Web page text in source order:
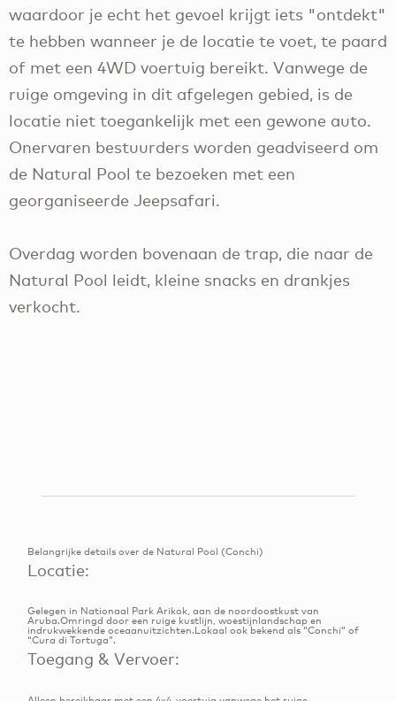
waardoor je echt het gevoel krijgt iets "ontdekt"
te hebben wanneer je de locatie te voet, te paard
of met een 4WD voertuig bereikt. Vanwege de
ruige omgeving in dit afgelegen gebied, is de
locatie niet toegankelijk met een gewone auto.
Onervaren bestuurders worden geadviseerd om
de Natural Pool te bezoeken met een
georganiseerde Jeepsafari.
Overdag worden bovenaan de trap, die naar de
Natural Pool leidt, kleine snacks en drankjes
verkocht.
Belangrijke details over de Natural Pool (Conchi)
Locatie:
Gelegen in Nationaal Park Arikok, aan de noordoostkust van
Aruba.Omringd door een ruige kustlijn, woestijnlandschap en
indrukwekkende oceaanuitzichten.Lokaal ook bekend als “Conchi” of
“Cura di Tortuga”.
Toegang & Vervoer: